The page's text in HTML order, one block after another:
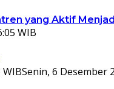
yang Aktif
WIB
WIBSenin, 6 Desember